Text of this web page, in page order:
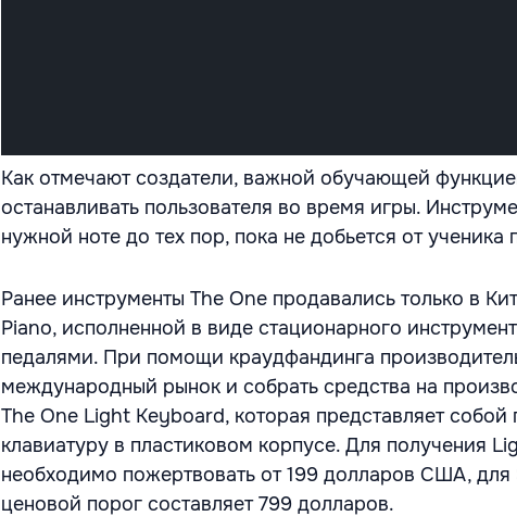
Как отмечают создатели, важной обучающей
останавливать пользователя во время игры.
нужной ноте до тех пор, пока не добьется от ученика
Ранее инструменты The One продавались только в
Piano, исполненной в виде стационарного
педалями. При помощи краудфандинга
международный рынок и собрать средства на
The One Light Keyboard, которая представляет собой
клавиатуру в пластиковом корпусе. Для получения
необходимо пожертвовать от 199 долларов США,
ценовой порог составляет 799 долларов.